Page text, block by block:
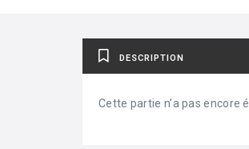
DESCRIPTION
Cette partie n’a pas encore